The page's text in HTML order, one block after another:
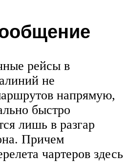
рейсы в
не
напрямую,
быстро
лишь в разгар
Причем
чартеров здесь